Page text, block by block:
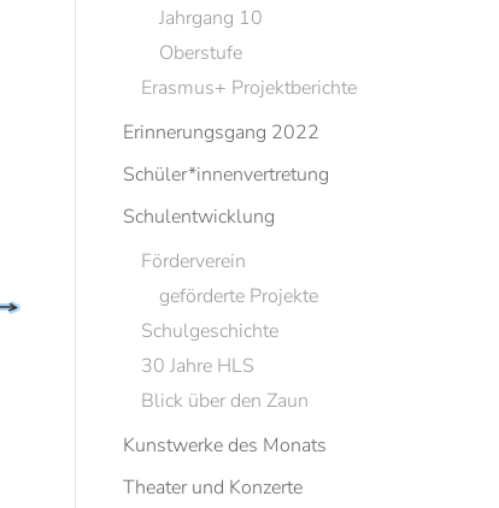
Jahrgang 10
Oberstufe
Erasmus+ Projektberichte
Erinnerungsgang 2022
Schüler*innenvertretung
Schulentwicklung
Förderverein
geförderte Projekte
Schulgeschichte
30 Jahre HLS
Blick über den Zaun
Kunstwerke des Monats
Theater und Konzerte